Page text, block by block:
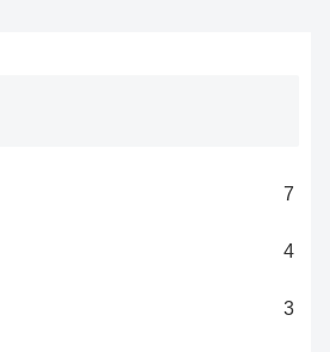
7
4
3